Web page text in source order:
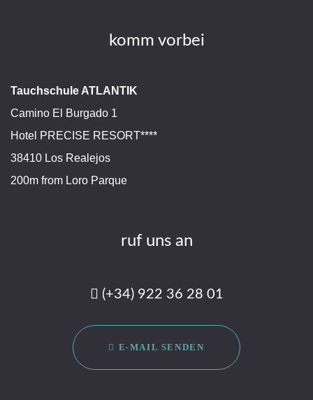
komm vorbei
Tauchschule ATLANTIK
Camino El Burgado 1
Hotel PRECISE RESORT****
38410 Los Realejos
200m from Loro Parque
ruf uns an
(+34) 922 36 28 01
E-MAIL SENDEN